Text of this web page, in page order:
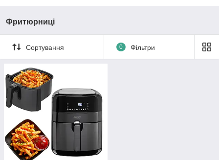
Фритюрниці
Сортування 0 Фільтри